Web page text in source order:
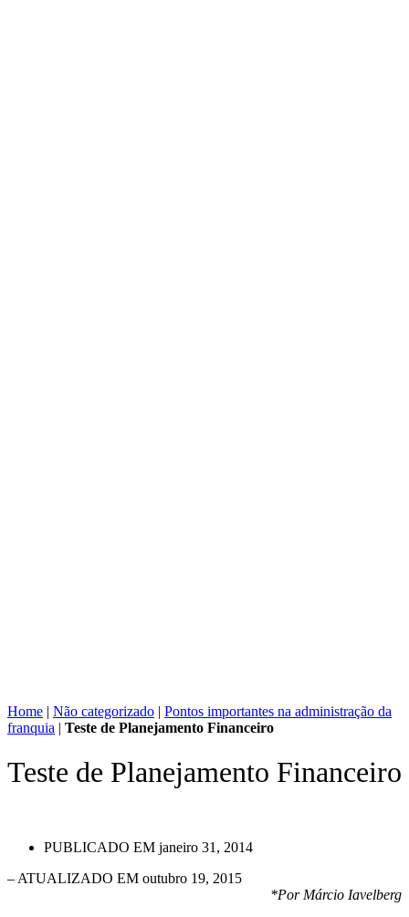
Home | Não categorizado | Pontos importantes na administração da
franquia | Teste de Planejamento Financeiro
Teste de Planejamento Financeiro
PUBLICADO EM janeiro 31, 2014
– ATUALIZADO EM outubro 19, 2015
*Por Márcio Iavelberg